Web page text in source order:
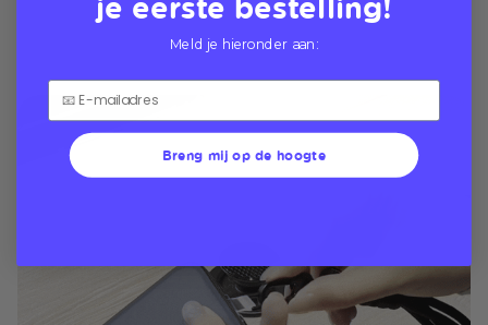
Meld je hieronder aan:
Breng mij op de hoogte